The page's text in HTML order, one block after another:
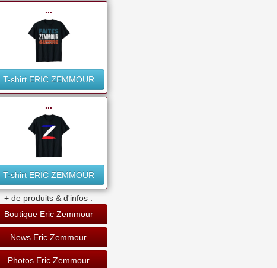
...
T-shirt ERIC ZEMMOUR
...
T-shirt ERIC ZEMMOUR
+ de produits & d'infos :
Boutique Eric Zemmour
News Eric Zemmour
Photos Eric Zemmour